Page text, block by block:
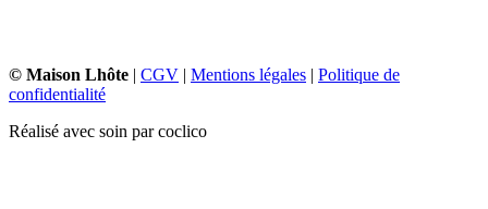
© Maison Lhôte | CGV | Mentions légales | Politique de
confidentialité
Réalisé avec soin par coclico